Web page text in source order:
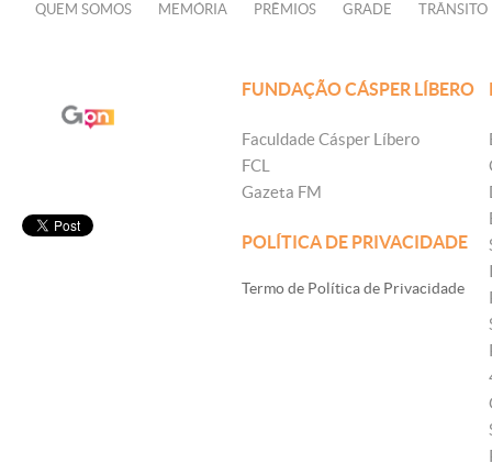
QUEM SOMOS MEMÓRIA PRÊMIOS GRADE TRÂNSITO
FUNDAÇÃO CÁSPER LÍBERO
Faculdade Cásper Líbero
FCL
Gazeta FM
POLÍTICA DE PRIVACIDADE
Termo de Política de Privacidade